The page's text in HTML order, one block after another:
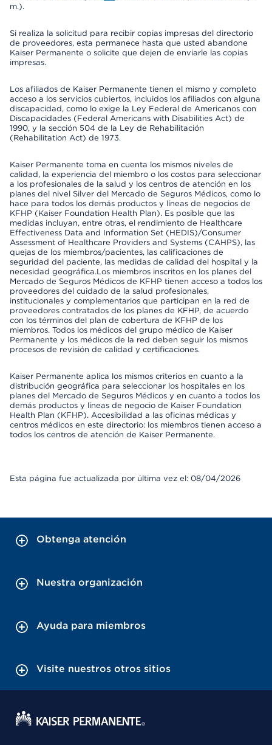
m.).
Si realiza la solicitud para recibir copias impresas del directorio
de proveedores, esta permanece hasta que usted abandone
Kaiser Permanente o solicite que dejen de enviarle las copias
impresas.
Los afiliados de Kaiser Permanente tienen el mismo y completo
acceso a los servicios cubiertos, incluidos los afiliados con alguna
discapacidad, como lo exige la Ley Federal de Americanos con
Discapacidades (Federal Americans with Disabilities Act) de
1990, y la sección 504 de la Ley de Rehabilitación
(Rehabilitation Act) de 1973.
Kaiser Permanente toma en cuenta los mismos niveles de
calidad, la experiencia del miembro o los costos para seleccionar
a los profesionales de la salud y los centros de atención en los
planes del nivel Silver del Mercado de Seguros Médicos, como lo
hace para todos los demás productos y líneas de negocios de
KFHP (Kaiser Foundation Health Plan). Es posible que las
medidas incluyan, entre otras, el rendimiento de Healthcare
Effectiveness Data and Information Set (HEDIS)/Consumer
Assessment of Healthcare Providers and Systems (CAHPS), las
quejas de los miembros/pacientes, las calificaciones de
seguridad del paciente, las medidas de calidad del hospital y la
necesidad geográfica.Los miembros inscritos en los planes del
Mercado de Seguros Médicos de KFHP tienen acceso a todos los
proveedores del cuidado de la salud profesionales,
institucionales y complementarios que participan en la red de
proveedores contratados de los planes de KFHP, de acuerdo
con los términos del plan de cobertura de KFHP de los
miembros. Todos los médicos del grupo médico de Kaiser
Permanente y los médicos de la red deben seguir los mismos
procesos de revisión de calidad y certificaciones.
Kaiser Permanente aplica los mismos criterios en cuanto a la
distribución geográfica para seleccionar los hospitales en los
planes del Mercado de Seguros Médicos y en cuanto a todos los
demás productos y líneas de negocio de Kaiser Foundation
Health Plan (KFHP). Accesibilidad a las oficinas médicas y
centros médicos en este directorio: los miembros tienen acceso a
todos los centros de atención de Kaiser Permanente.
Esta página fue actualizada por última vez el: 08/04/2026
Obtenga atención
Nuestra organización
Ayuda para miembros
Visite nuestros otros sitios